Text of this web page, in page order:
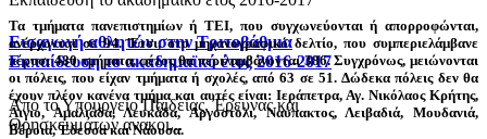
Εισαγωγή αθλητών στην Τριτοβάθμια
Εκπαίδευση το ακαδημαϊκό έτος 2016-2017
Από το Υπουργείο Παιδείας, Έρευνας και
Θρησκευμάτων ανακοι...
Τα τμήματα πανεπιστημίων ή ΤΕΙ, που συγχωνεύονται ή απορροφώνται,
ανέρχονται σε 94. Έτσι, στο μηχανογραφικό δελτίο, που συμπεριελάμβανε
πέρυσι 480 τμήματα, φέτος θα περιλαμβάνονται 386. Συγχρόνως, μειώνονται
οι πόλεις, που είχαν τμήματα ή σχολές, από 63 σε 51. Δώδεκα πόλεις δεν θα
έχουν πλέον κανένα τμήμα και αυτές είναι: Ιεράπετρα, Αγ. Νικόλαος Κρήτης,
Αιγιο, Αμαλιάδα, Λευκάδα, Αργοστόλι, Ναύπακτος, Λειβαδιά, Μουδανιά,
Βέροια, Έδεσσα και Νάουσα.